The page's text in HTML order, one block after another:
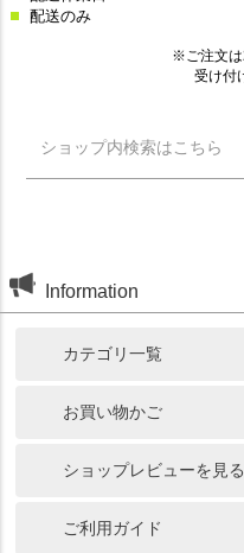
Information
カテゴリ一覧
お買い物かご
ショップレビューを見る
ご利用ガイド